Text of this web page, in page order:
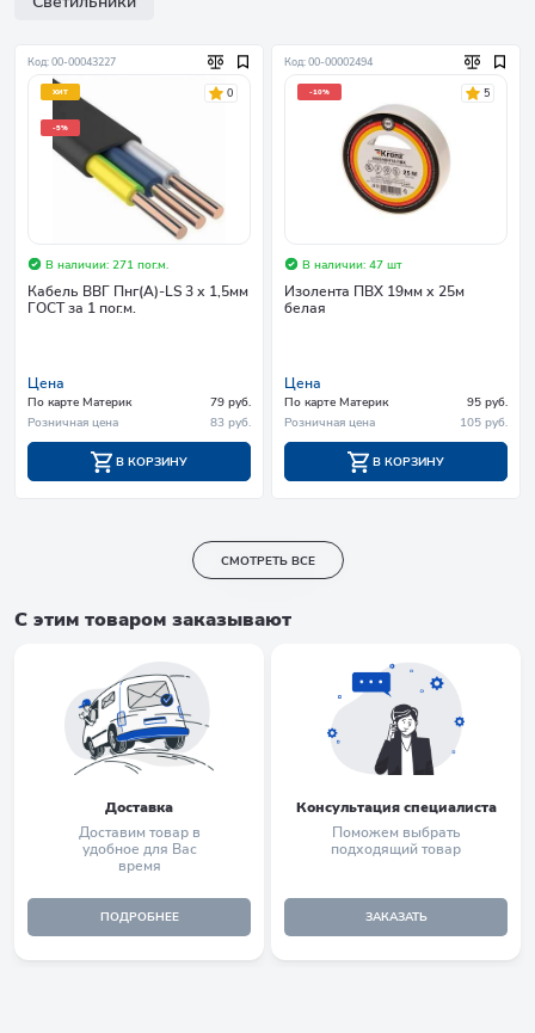
Код: 00-00043227
ХИТ
-5%
0
В наличии: 271 пог.м.
Кабель ВВГ Пнг(А)-LS 3 х 1,5мм
ГОСТ за 1 пог.м.
Цена
По карте Материк
79 руб.
Розничная цена
83 руб.
В КОРЗИНУ
Код: 00-00002494
-10% 5
В наличии: 47 шт
Изолента ПВХ 19мм х 25м
белая
Цена
По карте Материк
95 руб.
Розничная цена
105 руб.
В КОРЗИНУ
СМОТРЕТЬ ВСЕ
С этим товаром заказывают
Доставка
Доставим товар в
удобное для Вас
время
ПОДРОБНЕЕ
Консультация специалиста
Поможем выбрать
подходящий товар
ЗАКАЗАТЬ